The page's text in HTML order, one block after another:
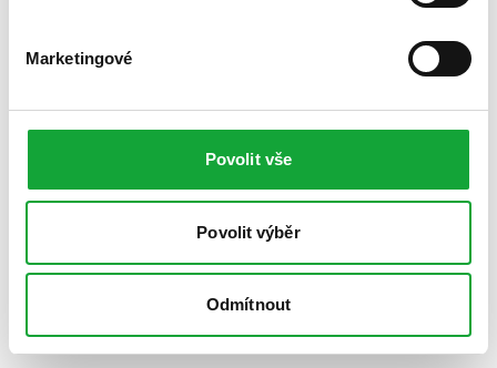
Marketingové
Povolit vše
Povolit výběr
Odmítnout